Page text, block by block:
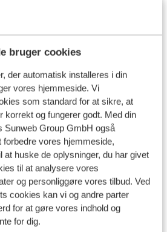
bruger cookies
der automatisk installeres i din
vores hjemmeside. Vi
som standard for at sikre, at
korrekt og fungerer godt. Med din
Sunweb Group GmbH også
vores hjemmeside,
huske de oplysninger, du har givet
til at analysere vores
og personliggøre vores tilbud. Ved
cookies kan vi og andre parter
for at gøre vores indhold og
for dig.
er Lissabon.
Portugal er portugisisk.
i forhold til Danmark.
Portugal er euro.
ca. 5-10% i drikkepenge på de